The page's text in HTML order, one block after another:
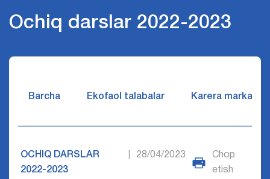
Ochiq darslar 2022-2023
Barcha Ekofaol talabalar Karera markazi
OCHIQ DARSLAR
2022-2023
28/04/2023
Chop
etish